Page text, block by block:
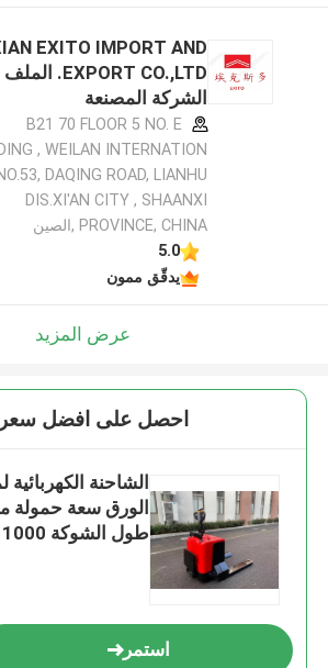
EXITO IMPORT AND
EXPORT CO.,LTD. الملف
الشركة المصنعة
B21 70 FLOOR 5 NO. E
, WEILAN INTERNATION
DAQING ROAD, LIANHU
DIS.XI'AN CITY , SHAANXI
PROVINCE, CHINA ,الصين
5.0
يدقّق ممون
عرض المزيد
احصل على افضل
الشاحنة الكهربائية
طول الشوكة 1000 مم
استمر